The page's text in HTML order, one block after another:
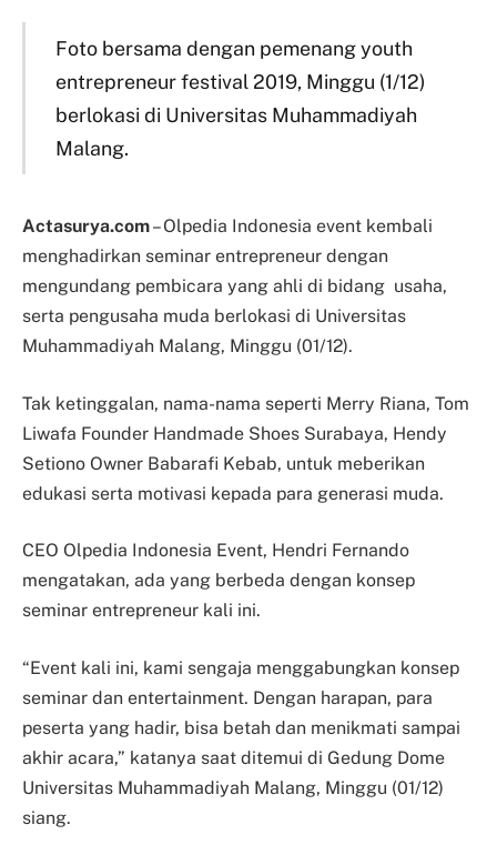
Foto bersama dengan pemenang youth
entrepreneur festival 2019, Minggu (1/12)
berlokasi di Universitas Muhammadiyah
Malang.
Actasurya.com– Olpedia Indonesia event kembali
menghadirkan seminar entrepreneur dengan
mengundang pembicara yang ahli di bidang usaha,
serta pengusaha muda berlokasi di Universitas
Muhammadiyah Malang, Minggu (01/12).
Tak ketinggalan, nama-nama seperti Merry Riana, Tom
Liwafa Founder Handmade Shoes Surabaya, Hendy
Setiono Owner Babarafi Kebab, untuk meberikan
edukasi serta motivasi kepada para generasi muda.
CEO Olpedia Indonesia Event, Hendri Fernando
mengatakan, ada yang berbeda dengan konsep
seminar entrepreneur kali ini.
“Event kali ini, kami sengaja menggabungkan konsep
seminar dan entertainment. Dengan harapan, para
peserta yang hadir, bisa betah dan menikmati sampai
akhir acara,” katanya saat ditemui di Gedung Dome
Universitas Muhammadiyah Malang, Minggu (01/12)
siang.